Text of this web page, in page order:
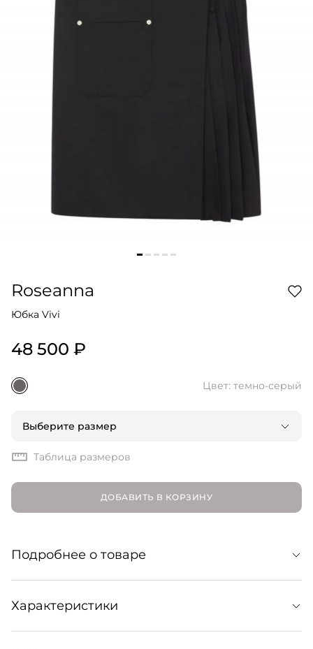
Roseanna
Юбка Vivi
48 500 ₽
Цвет: темно-серый
Выберите размер
Таблица размеров
ДОБАВИТЬ В КОРЗИНУ
Подробнее о товаре
Юбка Vivi имеет интересный дизайн за счет эффекта
запаха, плиссировки с одной стороны и кармана в
стиле рабочей одежды. При этом модель смотрится
Характеристики